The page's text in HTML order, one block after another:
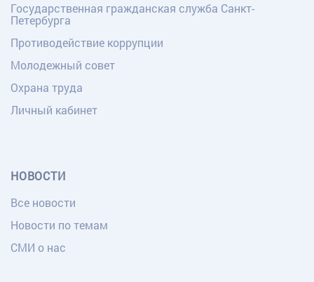
Государственная гражданская служба Санкт-
Петербурга
Противодействие коррупции
Молодежный совет
Охрана труда
Личный кабинет
НОВОСТИ
Все новости
Новости по темам
СМИ о нас